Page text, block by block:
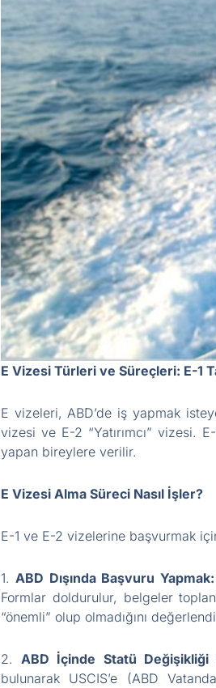
E Vizesi Türleri ve Süreçleri: E-1
E vizeleri, ABD’de iş yapmak
vizesi ve E-2 “Yatırımcı” vizesi.
yapan bireylere verilir.
E Vizesi Alma Süreci Nasıl İşler?
E-1 ve E-2 vizelerine başvurmak
1.ABD Dışında Başvuru Yapmak:
Formlar doldurulur, belgeler
“önemli” olup olmadığını
2.ABD İçinde Statü Değişikliği
bulunarak USCIS’e (ABD